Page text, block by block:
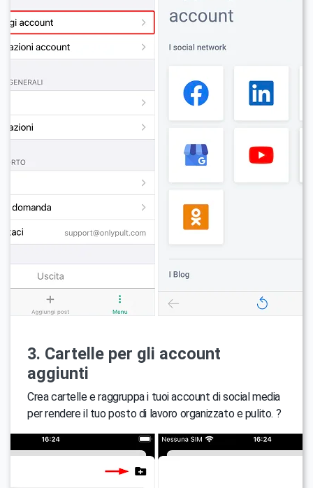
3. Cartelle per gli account
aggiunti
Crea cartelle e raggruppa i tuoi account di social media
per rendere il tuo posto di lavoro organizzato e pulito. ?